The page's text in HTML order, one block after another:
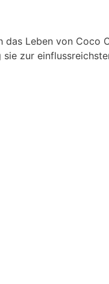
Leben von Coco
zur